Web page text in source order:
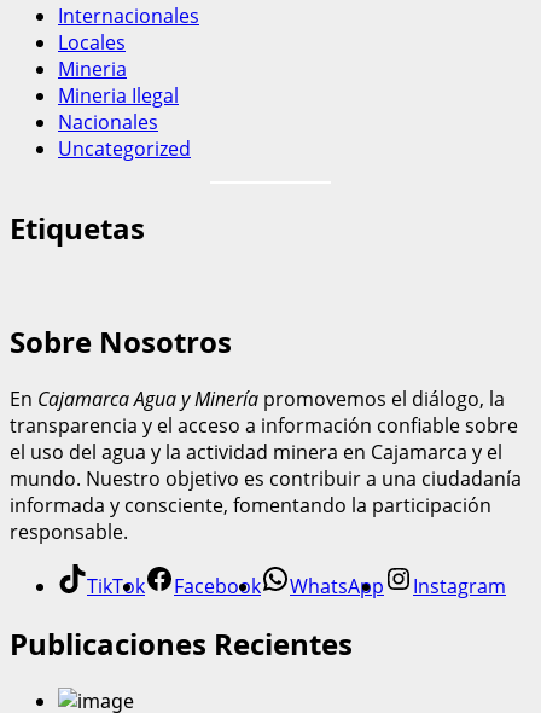
Internacionales
Locales
Mineria
Mineria Ilegal
Nacionales
Uncategorized
Etiquetas
Sobre Nosotros
En Cajamarca Agua y Minería promovemos el diálogo, la
transparencia y el acceso a información confiable sobre
el uso del agua y la actividad minera en Cajamarca y el
mundo. Nuestro objetivo es contribuir a una ciudadanía
informada y consciente, fomentando la participación
responsable.
TikTok Facebook WhatsApp Instagram
Publicaciones Recientes